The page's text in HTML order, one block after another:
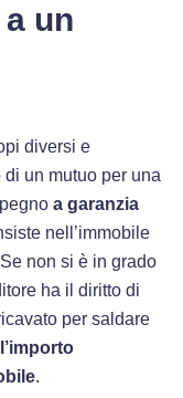
un
diversi e
un mutuo per una
a garanzia
nell’immobile
non si è in grado
ha il diritto di
per saldare
l’importo
.